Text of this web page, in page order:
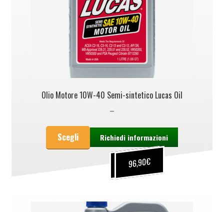
Olio Motore 10W-40 Semi-sintetico Lucas Oil
17,00€
–
96,90€
Scegli Richiedi informazioni